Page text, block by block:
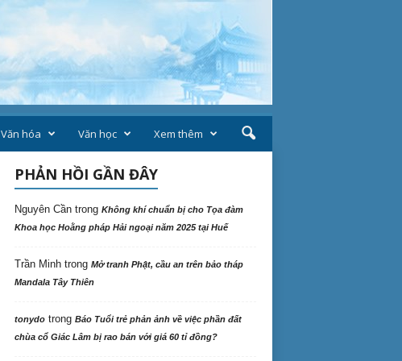
Văn hóa Văn học Xem thêm
PHẢN HỒI GẦN ĐÂY
Nguyên Cầntrong Không khí chuẩn bị cho Tọa đàm
Khoa học Hoằng pháp Hải ngoại năm 2025 tại Huế
Trần Minhtrong Mở tranh Phật, cầu an trên bảo tháp
Mandala Tây Thiên
tonydotrong Báo Tuổi trẻ phản ảnh về việc phần đất
chùa cổ Giác Lâm bị rao bán với giá 60 tỉ đồng?